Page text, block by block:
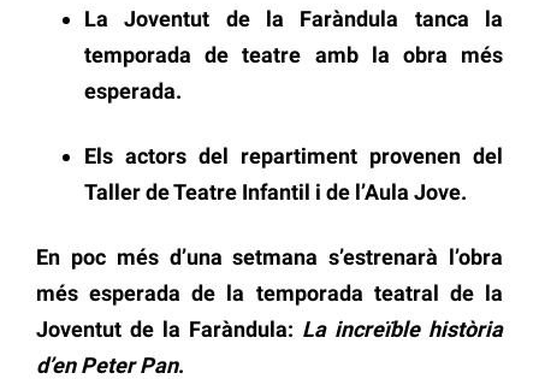
La Joventut de la Faràndula tanca la
temporada de teatre amb la obra més
esperada.
Els actors del repartiment provenen del
Taller de Teatre Infantil i de l’Aula Jove.
En poc més d’una setmana s’estrenarà l’obra
més esperada de la temporada teatral de la
Joventut de la Faràndula: La increïble història
d’en Peter Pan.